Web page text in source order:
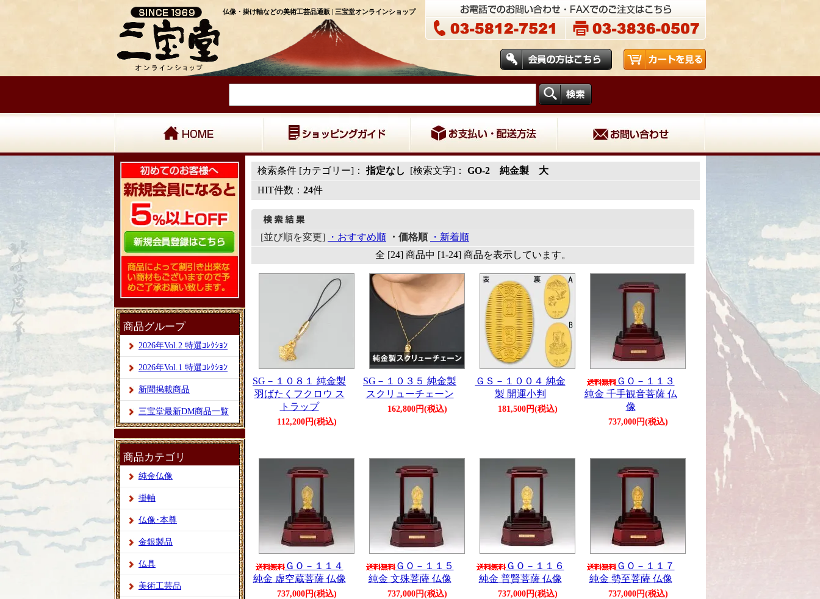
仏像・掛け軸などの美術工芸品通販 | 三宝堂オンラインショップ
商品グループ
2026年Vol.2 特選ｺﾚｸｼｮﾝ
2026年Vol.1 特選ｺﾚｸｼｮﾝ
新聞掲載商品
三宝堂最新DM商品一覧
商品カテゴリ
純金仏像
掛軸
仏像･本尊
金銀製品
仏具
美術工芸品
検索条件 [カテゴリー]： 指定なし [検索文字]： GO-2 純金製 大
HIT件数： 24件
[並び順を変更] ・おすすめ順 ・価格順
・新着順
全 [24] 商品中 [1-24] 商品を表示しています。
SG－１０８１ 純金製
羽ばたくフクロウ ス
トラップ
112,200円(税込)
SG－１０３５ 純金製
スクリューチェーン
162,800円(税込)
ＧＳ－１００４ 純金
製 開運小判
181,500円(税込)
ＧＯ－１１３
純金 千手観音菩薩 仏
像
737,000円(税込)
ＧＯ－１１４
純金 虚空蔵菩薩 仏像
737,000円(税込)
ＧＯ－１１５
純金 文殊菩薩 仏像
737,000円(税込)
ＧＯ－１１６
純金 普賢菩薩 仏像
737,000円(税込)
ＧＯ－１１７
純金 勢至菩薩 仏像
737,000円(税込)